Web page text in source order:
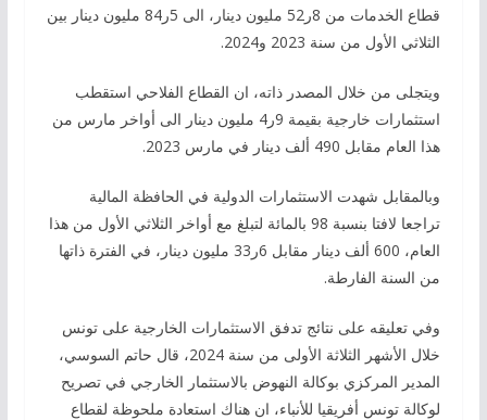
قطاع الخدمات من 8ر52 مليون دينار، الى 5ر84 مليون دينار بين
الثلاثي الأول من سنة 2023 و2024.
ويتجلى من خلال المصدر ذاته، ان القطاع الفلاحي استقطب
استثمارات خارجية بقيمة 9ر4 مليون دينار الى أواخر مارس من
هذا العام مقابل 490 ألف دينار في مارس 2023.
وبالمقابل شهدت الاستثمارات الدولية في الحافظة المالية
تراجعا لافتا بنسبة 98 بالمائة لتبلغ مع أواخر الثلاثي الأول من هذا
العام، 600 ألف دينار مقابل 6ر33 مليون دينار، في الفترة ذاتها
من السنة الفارطة.
وفي تعليقه على نتائج تدفق الاستثمارات الخارجية على تونس
خلال الأشهر الثلاثة الأولى من سنة 2024، قال حاتم السوسي،
المدير المركزي بوكالة النهوض بالاستثمار الخارجي في تصريح
لوكالة تونس أفريقيا للأنباء، ان هناك استعادة ملحوظة لقطاع